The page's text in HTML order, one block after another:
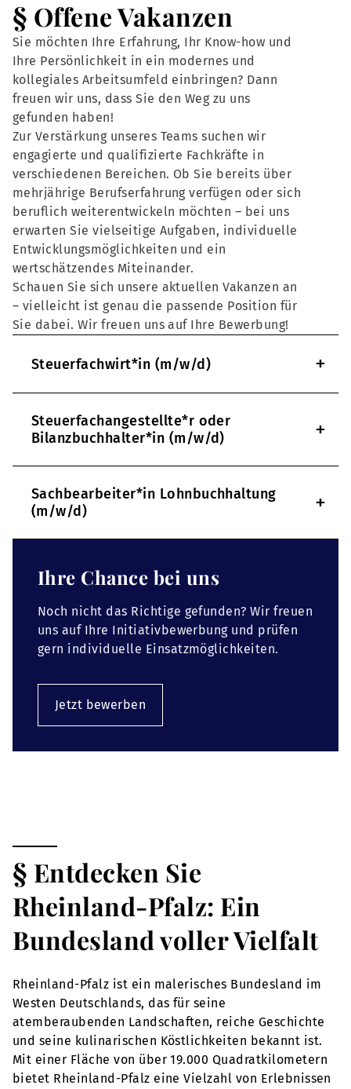
§ Offene Vakanzen
Sie möchten Ihre Erfahrung, Ihr Know-how und
Ihre Persönlichkeit in ein modernes und
kollegiales Arbeitsumfeld einbringen? Dann
freuen wir uns, dass Sie den Weg zu uns
gefunden haben!
Zur Verstärkung unseres Teams suchen wir
engagierte und qualifizierte Fachkräfte in
verschiedenen Bereichen. Ob Sie bereits über
mehrjährige Berufserfahrung verfügen oder sich
beruflich weiterentwickeln möchten – bei uns
erwarten Sie vielseitige Aufgaben, individuelle
Entwicklungsmöglichkeiten und ein
wertschätzendes Miteinander.
Schauen Sie sich unsere aktuellen Vakanzen an
– vielleicht ist genau die passende Position für
Sie dabei. Wir freuen uns auf Ihre Bewerbung!
Steuerfachwirt*in (m/w/d) +
Steuerfachangestellte*r oder
Bilanzbuchhalter*in (m/w/d)
+
Sachbearbeiter*in Lohnbuchhaltung
(m/w/d)
+
Ihre Chance bei uns
Noch nicht das Richtige gefunden? Wir freuen
uns auf Ihre Initiativbewerbung und prüfen
gern individuelle Einsatzmöglichkeiten.
Jetzt bewerben
§ Entdecken Sie
Rheinland-Pfalz: Ein
Bundesland voller Vielfalt
Rheinland-Pfalz ist ein malerisches Bundesland im
Westen Deutschlands, das für seine
atemberaubenden Landschaften, reiche Geschichte
und seine kulinarischen Köstlichkeiten bekannt ist.
Mit einer Fläche von über 19.000 Quadratkilometern
bietet Rheinland-Pfalz eine Vielzahl von Erlebnissen